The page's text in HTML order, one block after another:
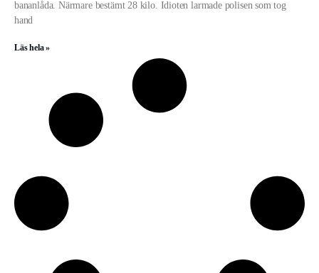
bananlåda. Närmare bestämt 28 kilo. Idioten larmade polisen som tog
hand
Läs hela »